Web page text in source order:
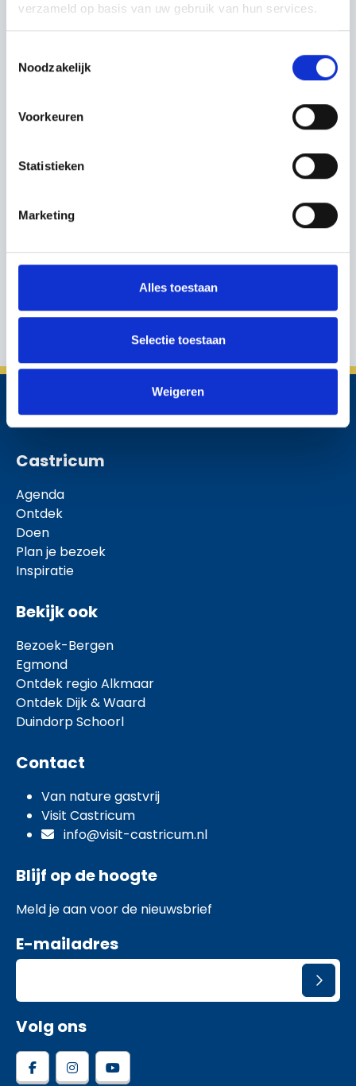
verzameld op basis van uw gebruik van hun services.
Noodzakelijk
Voorkeuren
Statistieken
Marketing
Alles toestaan
Selectie toestaan
Weigeren
Castricum
Agenda
Ontdek
Doen
Plan je bezoek
Inspiratie
Bekijk ook
Bezoek-Bergen
Egmond
Ontdek regio Alkmaar
Ontdek Dijk & Waard
Duindorp Schoorl
Contact
Van nature gastvrij
Visit Castricum
info@visit-castricum.nl
Blijf op de hoogte
Meld je aan voor de nieuwsbrief
E-mailadres
Volg ons